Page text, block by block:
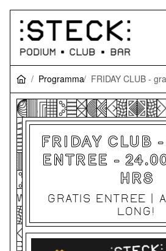
Programma FRIDAY CLUB - gratis
FRIDAY CLUB
ENTREE -
HRS
GRATIS ENTREE |
LONG!